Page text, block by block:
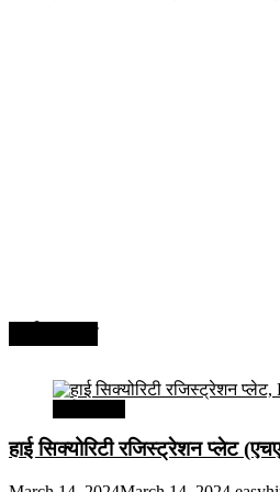
हाई सिक्योरिटी रजिस्ट्रेशन प्लेट